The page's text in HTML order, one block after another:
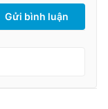
Gửi bình luận